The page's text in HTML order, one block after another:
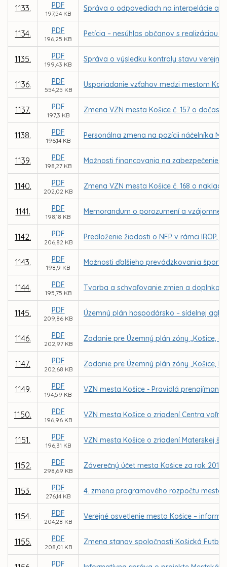
1133. PDF
197,54 KB
Správa o odpovediach na interpelácie a
1134. PDF
196,25 KB
Petícia – nesúhlas občanov s realizáciou
1135. PDF
199,43 KB
Správa o výsledku kontroly stavu
1136. PDF
554,25 KB
Usporiadanie vzťahov medzi mestom
1137. PDF
197,3 KB
Zmena VZN mesta Košice č. 157 o
1138. PDF
196,14 KB
Personálna zmena na pozícii náčelníka
1139. PDF
198,27 KB
Možnosti financovania na zabezpečenie
1140. PDF
202,02 KB
Zmena VZN mesta Košice č. 168 o
1141. PDF
198,18 KB
Memorandum o porozumení a vzájomnej
1142. PDF
206,82 KB
Predloženie žiadosti o NFP v rámci
1143. PDF
198,9 KB
Možnosti ďalšieho prevádzkovania
1144. PDF
195,75 KB
Tvorba a schvaľovanie zmien a doplnkov
1145. PDF
209,86 KB
Územný plán hospodársko – sídelnej
1146. PDF
202,97 KB
Zadanie pre Územný plán zóny „Košice,
1147. PDF
202,68 KB
Zadanie pre Územný plán zóny „Košice,
1149. PDF
194,59 KB
VZN mesta Košice - Pravidlá
1150. PDF
196,96 KB
VZN mesta Košice o zriadení Centra
1151. PDF
196,31 KB
VZN mesta Košice o zriadení Materskej
1152. PDF
298,69 KB
Záverečný účet mesta Košice za rok 2017
1153. PDF
276,14 KB
4. zmena programového rozpočtu mesta
1154. PDF
204,28 KB
Verejné osvetlenie mesta Košice –
1155. PDF
208,01 KB
Zmena stanov spoločnosti Košická
PDF